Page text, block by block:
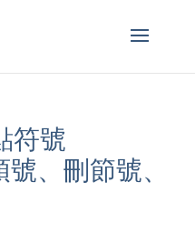
符號
、刪節號、